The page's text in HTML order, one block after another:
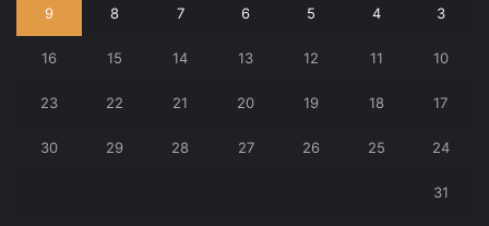
3
4
5
6
7
8
9
10
11
12
13
14
15
16
17
18
19
20
21
22
23
24
25
26
27
28
29
30
31